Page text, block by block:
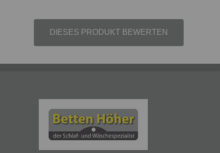
DIESES PRODUKT BEWERTEN